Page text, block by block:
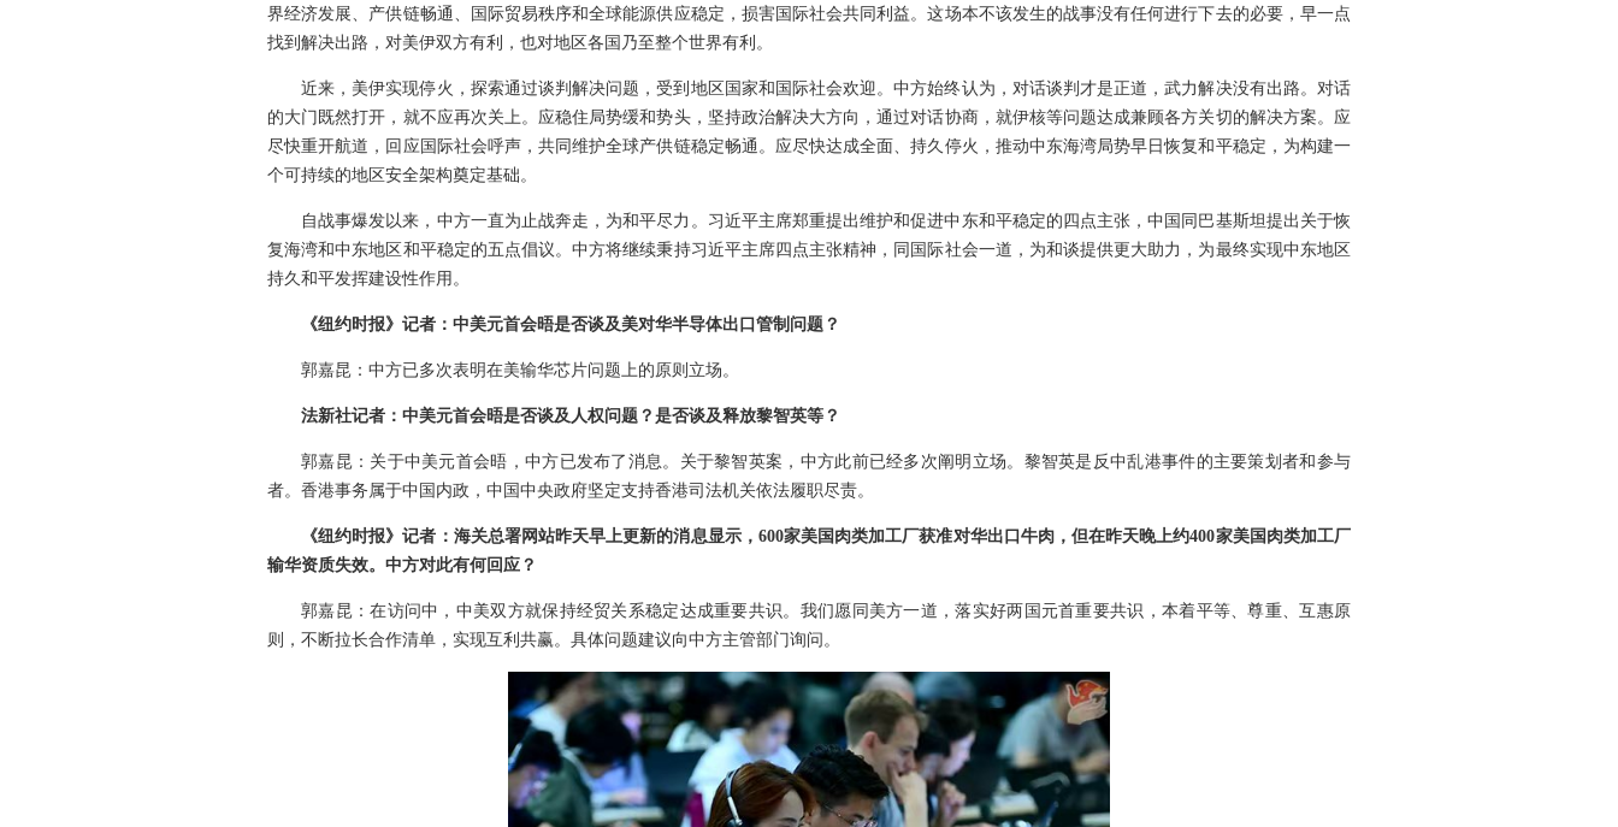
界经济发展、产供链畅通、国际贸易秩序和全球能源供应稳定，损害国际社会共同利益。这场本不该发生的战事没有任何进行下去的必要，早一点
找到解决出路，对美伊双方有利，也对地区各国乃至整个世界有利。
近来，美伊实现停火，探索通过谈判解决问题，受到地区国家和国际社会欢迎。中方始终认为，对话谈判才是正道，武力解决没有出路。对话
的大门既然打开，就不应再次关上。应稳住局势缓和势头，坚持政治解决大方向，通过对话协商，就伊核等问题达成兼顾各方关切的解决方案。应
尽快重开航道，回应国际社会呼声，共同维护全球产供链稳定畅通。应尽快达成全面、持久停火，推动中东海湾局势早日恢复和平稳定，为构建一
个可持续的地区安全架构奠定基础。
自战事爆发以来，中方一直为止战奔走，为和平尽力。习近平主席郑重提出维护和促进中东和平稳定的四点主张，中国同巴基斯坦提出关于恢
复海湾和中东地区和平稳定的五点倡议。中方将继续秉持习近平主席四点主张精神，同国际社会一道，为和谈提供更大助力，为最终实现中东地区
持久和平发挥建设性作用。
《纽约时报》记者：中美元首会晤是否谈及美对华半导体出口管制问题？
郭嘉昆：中方已多次表明在美输华芯片问题上的原则立场。
法新社记者：中美元首会晤是否谈及人权问题？是否谈及释放黎智英等？
郭嘉昆：关于中美元首会晤，中方已发布了消息。关于黎智英案，中方此前已经多次阐明立场。黎智英是反中乱港事件的主要策划者和参与
者。香港事务属于中国内政，中国中央政府坚定支持香港司法机关依法履职尽责。
《纽约时报》记者：海关总署网站昨天早上更新的消息显示，600家美国肉类加工厂获准对华出口牛肉，但在昨天晚上约400家美国肉类加工厂
输华资质失效。中方对此有何回应？
郭嘉昆：在访问中，中美双方就保持经贸关系稳定达成重要共识。我们愿同美方一道，落实好两国元首重要共识，本着平等、尊重、互惠原
则，不断拉长合作清单，实现互利共赢。具体问题建议向中方主管部门询问。